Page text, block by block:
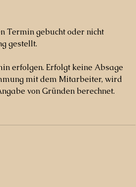
Termin gebucht oder nicht
gestellt.
erfolgen. Erfolgt keine Absage
mit dem Mitarbeiter, wird
von Gründen berechnet.